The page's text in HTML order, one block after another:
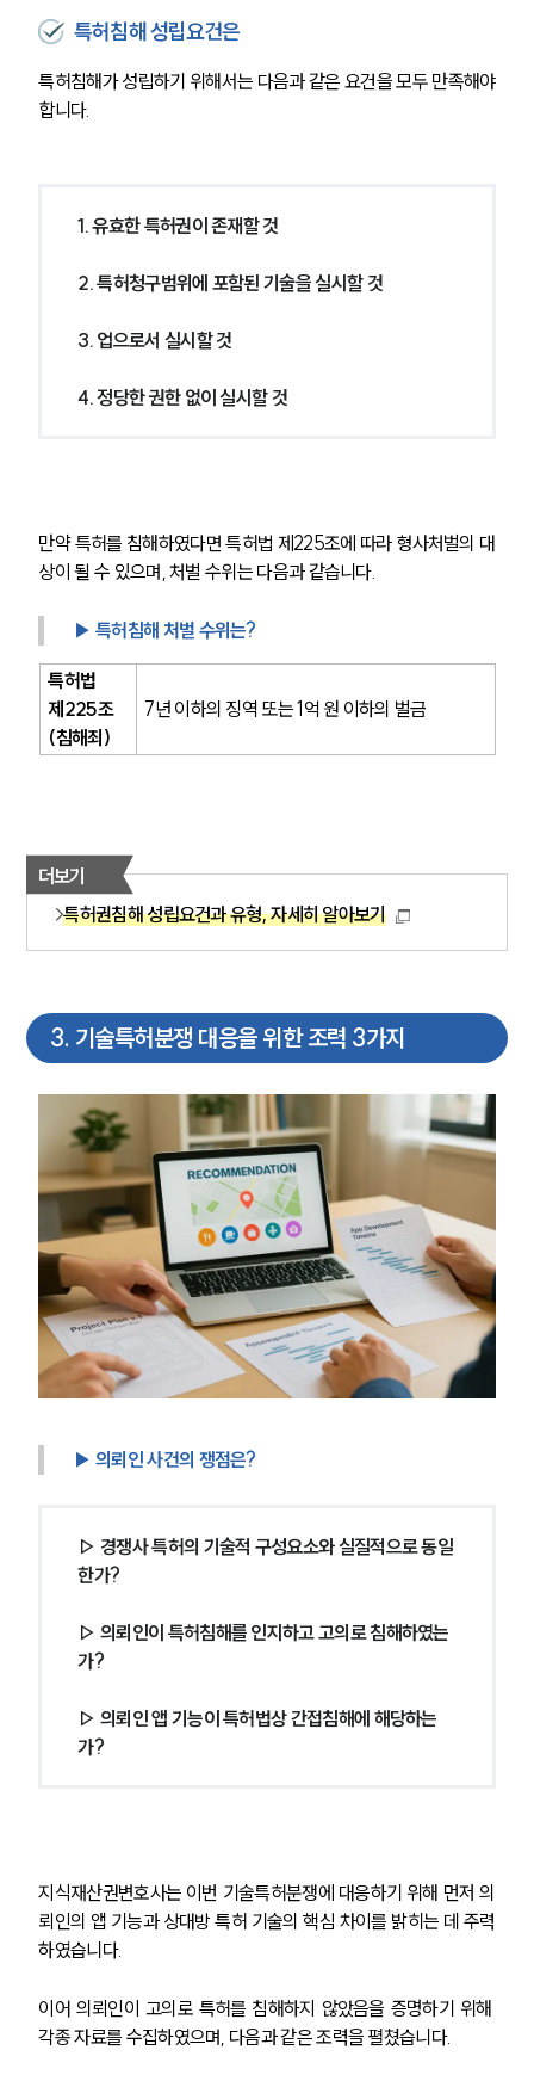
특허침해 성립요건은
특허침해가 성립하기 위해서는 다음과 같은 요건을 모두 만족해야
합니다.
1. 유효한 특허권이 존재할 것
2. 특허청구범위에 포함된 기술을 실시할 것
3. 업으로서 실시할 것
4. 정당한 권한 없이 실시할 것
만약 특허를 침해하였다면 특허법 제225조에 따라 형사처벌의 대
상이 될 수 있으며, 처벌 수위는 다음과 같습니다.
▶ 특허침해 처벌 수위는?
특허법
제225조
(침해죄)
7년 이하의 징역 또는 1억 원 이하의 벌금
더보기
특허권침해 성립요건과 유형, 자세히 알아보기
3. 기술특허분쟁 대응을 위한 조력 3가지
▶ 의뢰인 사건의 쟁점은?
▷ 경쟁사 특허의 기술적 구성요소와 실질적으로 동일
한가?
▷ 의뢰인이 특허침해를 인지하고 고의로 침해하였는
가?
▷ 의뢰인 앱 기능이 특허법상 간접침해에 해당하는
가?
지식재산권변호사는 이번 기술특허분쟁에 대응하기 위해 먼저 의
뢰인의 앱 기능과 상대방 특허 기술의 핵심 차이를 밝히는 데 주력
하였습니다.
이어 의뢰인이 고의로 특허를 침해하지 않았음을 증명하기 위해
각종 자료를 수집하였으며, 다음과 같은 조력을 펼쳤습니다.